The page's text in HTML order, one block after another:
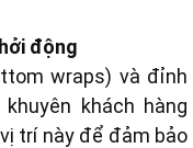
động
wraps) và đỉnh
khách hàng
trí này để đảm bảo